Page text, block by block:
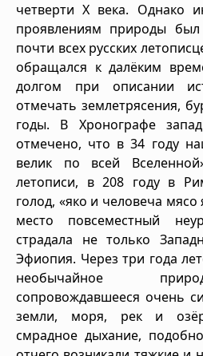
четверти X века. Однако
проявлениям природы был
почти всех русских
обращался к далёким
долгом при описании
отмечать землетрясения,
годы. В Хронографе
отмечено, что в 34 году
велик по всей
летописи, в 208 году в
голод, «яко и человеча мясо
место повсеместный
страдала не только
Эфиопия. Через три года
необычайное
сопровождавшееся очень
земли, моря, рек и
смрадное дыхание,